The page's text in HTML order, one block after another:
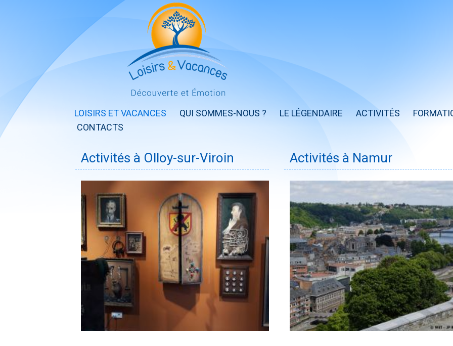
LOISIRS ET VACANCES QUI SOMMES-NOUS ? LE LÉGENDAIRE ACTIVITÉS
CONTACTS
Activités à Olloy-sur-Viroin Activités à Namur